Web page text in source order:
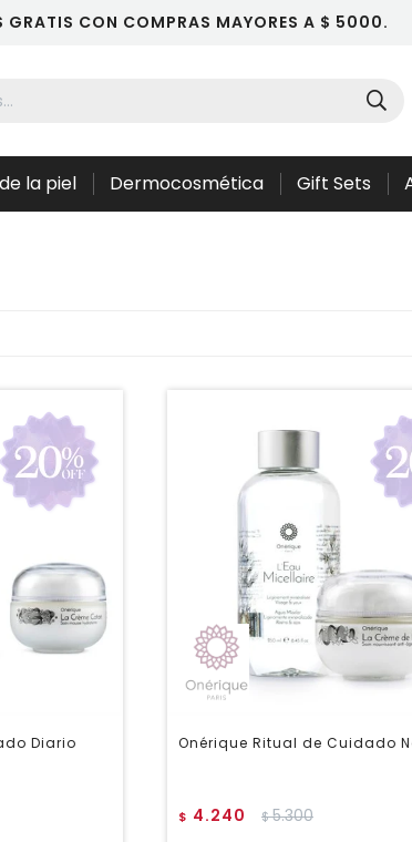
GRATIS CON COMPRAS MAYORES A $ 5000.
la piel Dermocosmética Gift Sets
Diario Onérique Ritual de Cuidado
$ 4.240 $5.300